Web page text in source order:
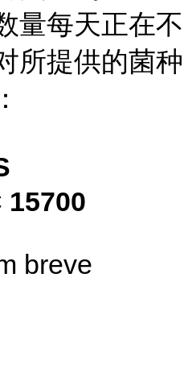
量每天正在不
所提供的菌种
15700
breve